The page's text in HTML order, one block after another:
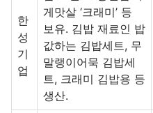
한
성
기
업
게맛살 ‘크래미’ 등
보유. 김밥 재료인 밥
값하는 김밥세트, 무
말랭이어묵 김밥세
트, 크래미 김밥용 등
생산.